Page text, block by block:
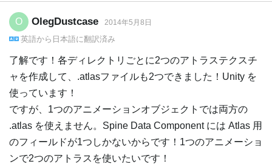
O OlegDustcase 2014年5月8日
英語から 日本語に翻訳済み
了解です！各ディレクトリごとに2つのアトラステクスチ
ャを作成して、.atlasファイルも2つできました！Unity を
使っています！
ですが、1つのアニメーションオブジェクトでは両方の
.atlas を使えません。Spine Data Component には Atlas 用
のフィールドが1つしかないからです！1つのアニメーショ
ンで2つのアトラスを使いたいです！